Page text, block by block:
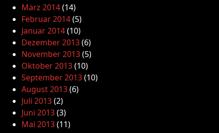
März 2014(14)
Februar 2014(5)
Januar 2014(10)
Dezember 2013(6)
November 2013(5)
Oktober 2013(10)
September 2013(10)
August 2013(6)
Juli 2013(2)
Juni 2013(3)
Mai 2013(11)